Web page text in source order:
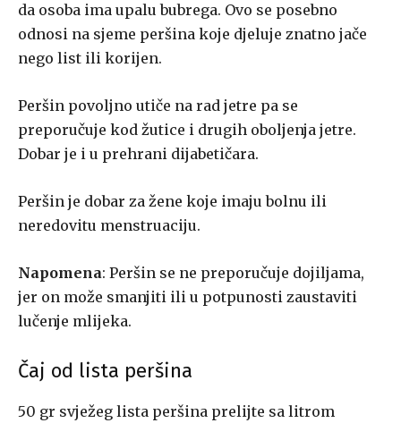
da osoba ima upalu bubrega. Ovo se posebno
odnosi na sjeme peršina koje djeluje znatno jače
nego list ili korijen.
Peršin povoljno utiče na rad jetre pa se
preporučuje kod žutice i drugih oboljenja jetre.
Dobar je i u prehrani dijabetičara.
Peršin je dobar za žene koje imaju bolnu ili
neredovitu menstruaciju.
Napomena: Peršin se ne preporučuje dojiljama,
jer on može smanjiti ili u potpunosti zaustaviti
lučenje mlijeka.
Čaj od lista peršina
50 gr svježeg lista peršina prelijte sa litrom